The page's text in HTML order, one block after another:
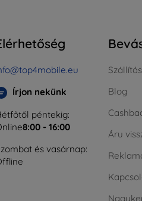
Írjon nekünk
péntekig:
8:00 - 16:00
és vasárnap:
Blog
Áru